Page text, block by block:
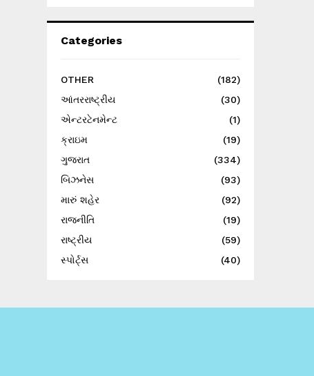
Categories
OTHER
(182)
આંતરરાષ્ટ્રીય
(30)
એન્ટરટેનમેન્ટ
(1)
ક્રાઇમ
(19)
ગુજરાત
(334)
બિઝનેસ
(93)
મારું શહેર
(92)
રાજનીતિ
(19)
રાષ્ટ્રીય
(59)
સ્પોર્ટ્સ
(40)